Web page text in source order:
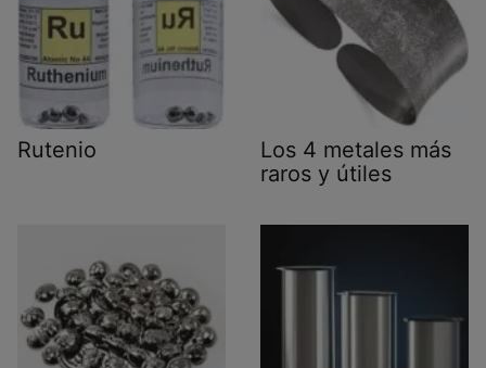
Rutenio
Los 4 metales más
raros y útiles